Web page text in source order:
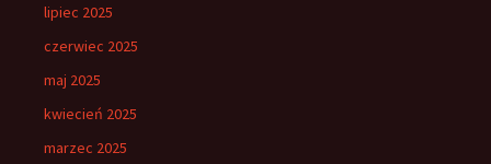
lipiec 2025
czerwiec 2025
maj 2025
kwiecień 2025
marzec 2025